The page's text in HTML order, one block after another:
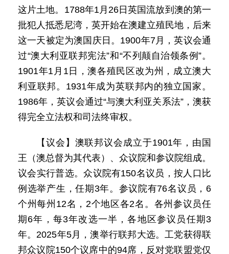
这片土地。1788年1月26日英国流放到澳的第一
批犯人抵悉尼湾，英开始在澳建立殖民地，后来
这一天被定为澳国庆日。1900年7月，英议会通
过“澳大利亚联邦宪法”和“不列颠自治领条例”。
1901年1月1日，澳各殖民区改为州，成立澳大
利亚联邦。1931年成为英联邦内的独立国家。
1986年，英议会通过“与澳大利亚关系法”，澳获
得完全立法权和司法终审权。
【议会】澳联邦议会成立于1901年，由国
王（澳总督为其代表）、众议院和参议院组成。
议会实行普选。众议院有150名议员，按人口比
例选举产生，任期3年。参议院有76名议员，6
个州每州12名，2个地区各2名。各州参议员任
期6年，每3年改选一半，各地区参议员任期3
年。2025年5月，澳举行联邦大选。工党获得联
邦众议院150个议席中的94席，反对党联盟党仅